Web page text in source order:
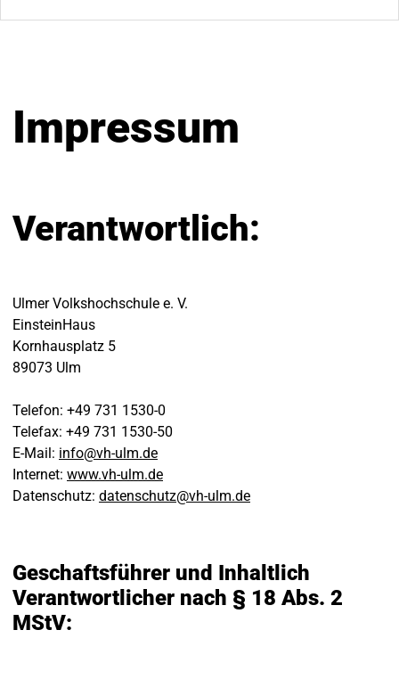
Impressum
Verantwortlich:
Ulmer Volkshochschule e. V.
EinsteinHaus
Kornhausplatz 5
89073 Ulm
Telefon: +49 731 1530-0
Telefax: +49 731 1530-50
E-Mail: info@vh-ulm.de
Internet: www.vh-ulm.de
Datenschutz: datenschutz@vh-ulm.de
Geschaftsführer und Inhaltlich
Verantwortlicher nach § 18 Abs. 2
MStV: